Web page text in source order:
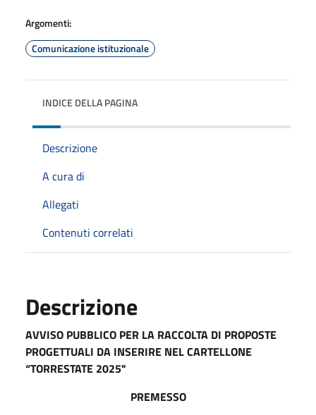
Argomenti:
Comunicazione istituzionale
INDICE DELLA PAGINA
Descrizione
A cura di
Allegati
Contenuti correlati
Descrizione
AVVISO PUBBLICO PER LA RACCOLTA DI PROPOSTE
PROGETTUALI DA INSERIRE NEL CARTELLONE
“TORRESTATE 2025"
PREMESSO